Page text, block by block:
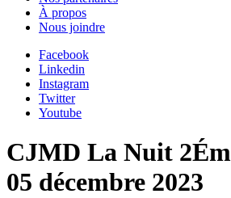
À propos
Nous joindre
Facebook
Linkedin
Instagram
Twitter
Youtube
CJMD La Nuit 2
05 décembre 2023